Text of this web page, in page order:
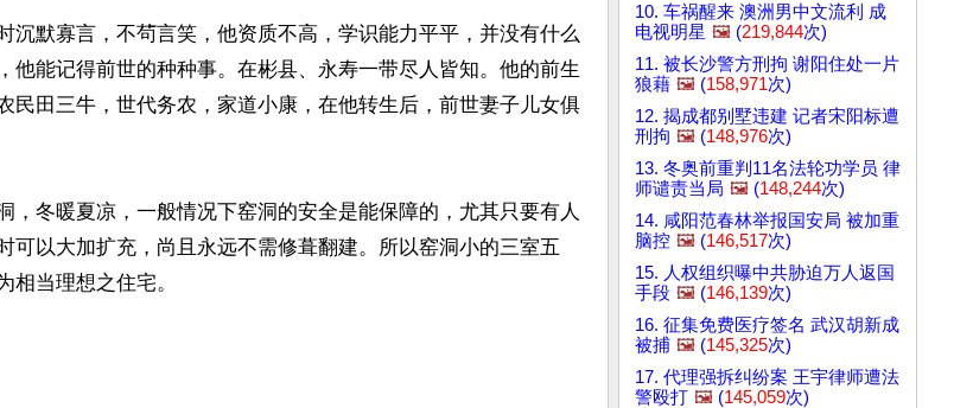
沉默寡言，不茍言笑，他资质不高，学识能力平平，并没有什么
他能记得前世的种种事。在彬县、永寿一带尽人皆知。他的前生
民田三牛，世代务农，家道小康，在他转生后，前世妻子儿女俱
，冬暖夏凉，一般情况下窑洞的安全是能保障的，尤其只要有人
可以大加扩充，尚且永远不需修葺翻建。所以窑洞小的三室五
相当理想之住宅。
10. 车祸醒来 澳洲男中文流利 成
电视明星 🖼️ (219,844次)
11. 被长沙警方刑拘 谢阳住处一片
狼藉 🖼️ (158,971次)
12. 揭成都别墅违建 记者宋阳标遭
刑拘 🖼️ (148,976次)
13. 冬奥前重判11名法轮功学员 律
师谴责当局 🖼️ (148,244次)
14. 咸阳范春林举报国安局 被加重
脑控 🖼️ (146,517次)
15. 人权组织曝中共胁迫万人返国
手段 🖼️ (146,139次)
16. 征集免费医疗签名 武汉胡新成
被捕 🖼️ (145,325次)
17. 代理强拆纠纷案 王宇律师遭法
警殴打 🖼️ (145,059次)